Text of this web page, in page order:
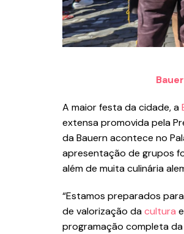
A maior festa da cidade, a
extensa promovida pela
da Bauern acontece no
apresentação de grupos
além de muita culinária
“Estamos preparados
de valorização dacultura
programação completa